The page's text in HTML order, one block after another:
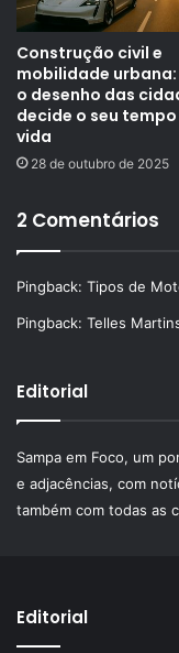
Construção civil e
mobilidade
o desenho das
decide o seu tempo
vida
28 de outubro de 2025
2 Comentários
Pingback: Tipos de
Pingback: Telles
Editorial
Sampa em Foco, um
e adjacências, com
também com todas as
Editorial